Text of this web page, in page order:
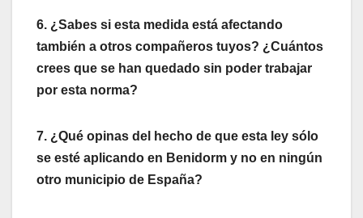
6. ¿Sabes si esta medida está afectando
también a otros compañeros tuyos? ¿Cuántos
crees que se han quedado sin poder trabajar
por esta norma?
7. ¿Qué opinas del hecho de que esta ley sólo
se esté aplicando en Benidorm y no en ningún
otro municipio de España?